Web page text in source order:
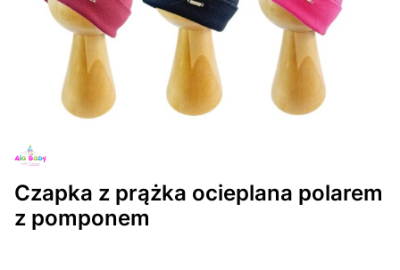
Czapka z prążka ocieplana polarem
z pomponem